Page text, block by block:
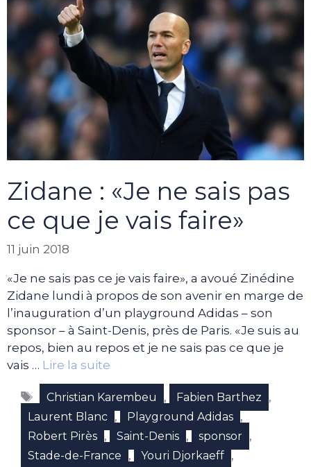
Zidane : «Je ne sais pas
ce que je vais faire»
11 juin 2018
«Je ne sais pas ce je vais faire», a avoué Zinédine
Zidane lundi à propos de son avenir en marge de
l’inauguration d’un playground Adidas – son
sponsor – à Saint-Denis, près de Paris. «Je suis au
repos, bien au repos et je ne sais pas ce que je
vais … Lire la suite
Étiquettes
Christian Karembeu , Fabien Barthez ,
Laurent Blanc , Playground Adidas ,
Robert Pirès , Saint-Denis , sponsor ,
Stade-de-France , Youri Djorkaeff ,